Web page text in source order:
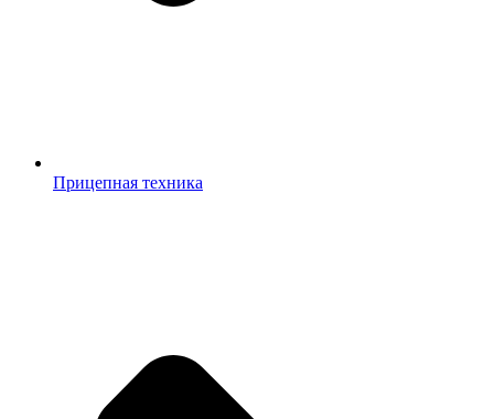
Прицепная техника